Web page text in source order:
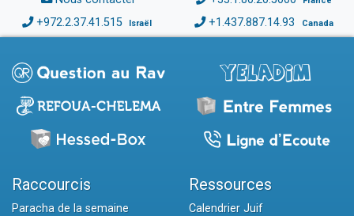
+972.2.37.41.515 Israël +1.437.887.14.93 Canada
Raccourcis
Paracha de la semaine
Ressources
Calendrier Juif